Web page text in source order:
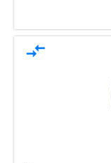
compare_arrows